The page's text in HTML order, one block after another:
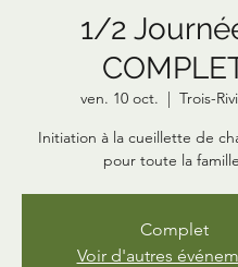
1/2
ven. 10 oct.
  |
Trois-
Initiation à la cueillette de
pour toute la
Complet
Voir d'autres